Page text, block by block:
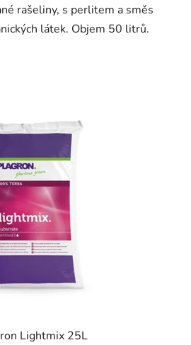
rašeliny, s perlitem a směs
látek. Objem 50 litrů.
Lightmix 25L